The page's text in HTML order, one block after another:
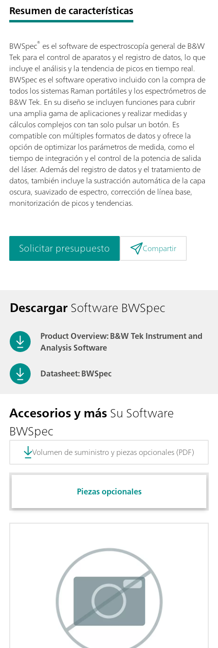
Resumen de características
BWSpec® es el software de espectroscopía general de B&W
Tek para el control de aparatos y el registro de datos, lo que
incluye el análisis y la tendencia de picos en tiempo real.
BWSpec es el software operativo incluido con la compra de
todos los sistemas Raman portátiles y los espectrómetros de
B&W Tek. En su diseño se incluyen funciones para cubrir
una amplia gama de aplicaciones y realizar medidas y
cálculos complejos con tan solo pulsar un botón. Es
compatible con múltiples formatos de datos y ofrece la
opción de optimizar los parámetros de medida, como el
tiempo de integración y el control de la potencia de salida
del láser. Además del registro de datos y el tratamiento de
datos, también incluye la sustracción automática de la capa
oscura, suavizado de espectro, corrección de línea base,
monitorización de picos y tendencias.
Solicitar presupuesto Compartir
DescargarSoftware BWSpec
Product Overview: B&W Tek Instrument and
Analysis Software
Datasheet: BWSpec
Accesorios y másSu Software
BWSpec
Volumen de suministro y piezas opcionales (PDF)
Piezas opcionales